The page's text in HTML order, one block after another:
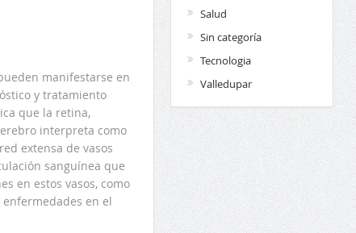
manifestarse en
y tratamiento
que la retina,
interpreta como
extensa de vasos
sanguínea que
en estos vasos, como
en el
Salud
Sin categoría
Tecnologia
Valledupar